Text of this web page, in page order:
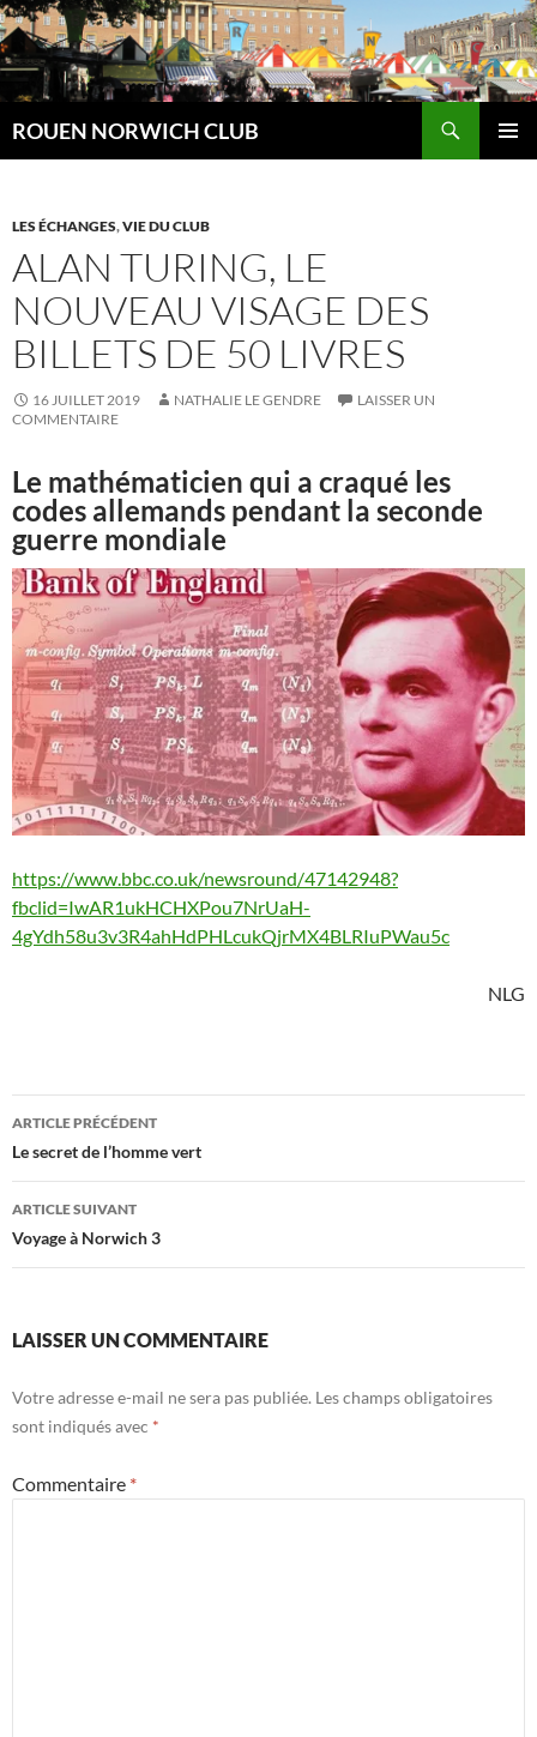
Aller
au
contenu
ROUEN NORWICH CLUB
LES ÉCHANGES,VIE DU CLUB
ALAN TURING, LE
NOUVEAU VISAGE DES
BILLETS DE 50 LIVRES
16 JUILLET 2019 NATHALIE LE GENDRE
LAISSER UN
COMMENTAIRE
Le mathématicien qui a craqué les
codes allemands pendant la seconde
guerre mondiale
https://www.bbc.co.uk/newsround/47142948?
fbclid=IwAR1ukHCHXPou7NrUaH-
4gYdh58u3v3R4ahHdPHLcukQjrMX4BLRIuPWau5c
NLG
Navigation
des
articles
ARTICLE PRÉCÉDENT
Le secret de l’homme vert
ARTICLE SUIVANT
Voyage à Norwich 3
LAISSER UN COMMENTAIRE
Votre adresse e-mail ne sera pas publiée. Les champs obligatoires
sont indiqués avec *
Commentaire *